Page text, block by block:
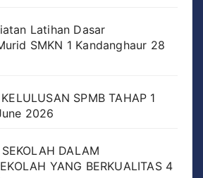
Latihan Dasar
SMKN 1 Kandanghaur 28
SPMB TAHAP 1
2026
DALAM
YANG BERKUALITAS 4